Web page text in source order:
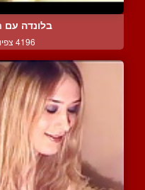
בלונדה עם
4196 צפיות